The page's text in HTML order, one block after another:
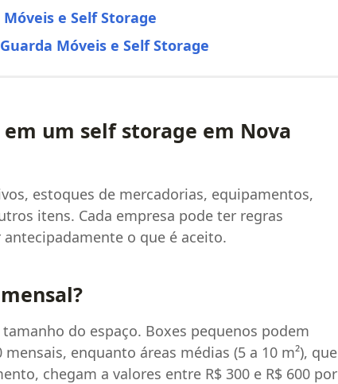
e Self Storage
Móveis e Self Storage
um self storage em Nova
estoques de mercadorias, equipamentos,
itens. Cada empresa pode ter regras
o que é aceito.
do espaço. Boxes pequenos podem
enquanto áreas médias (5 a 10 m²), que
chegam a valores entre R$ 300 e R$ 600 por